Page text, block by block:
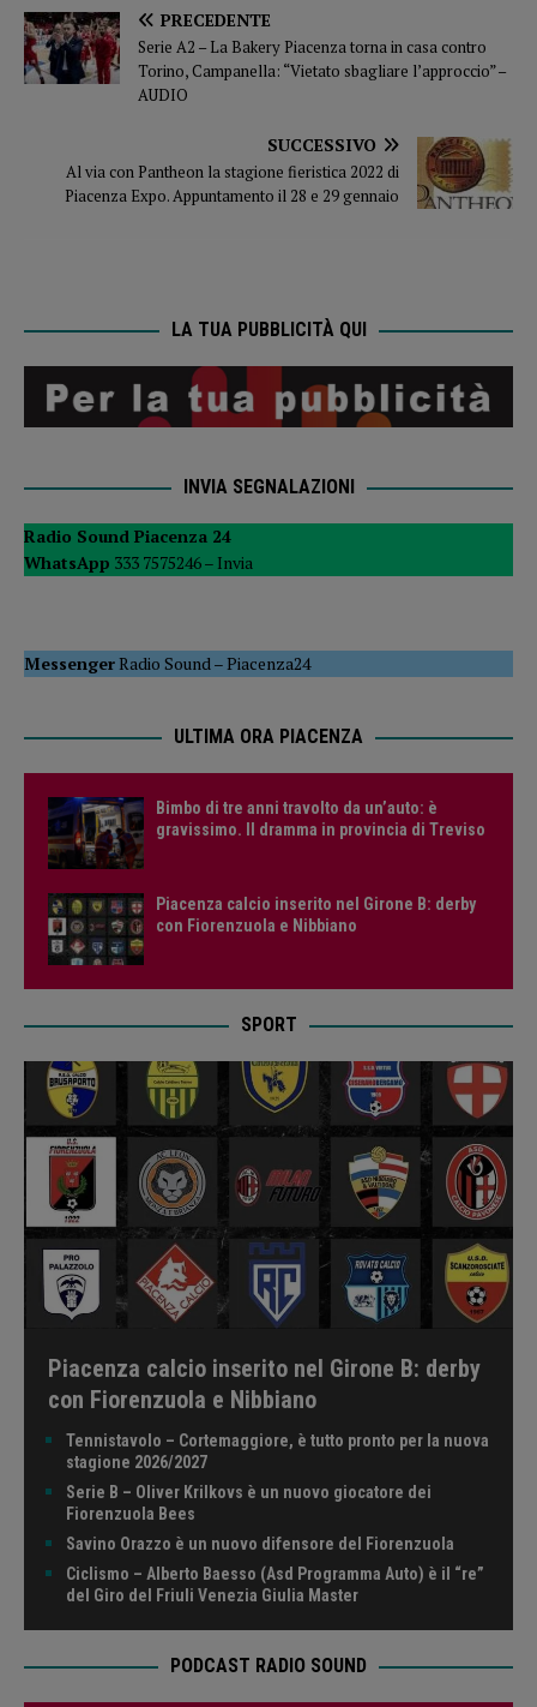
PRECEDENTE
Serie A2 – La Bakery Piacenza torna in casa contro
Torino, Campanella: “Vietato sbagliare l’approccio” –
AUDIO
SUCCESSIVO
Al via con Pantheon la stagione fieristica 2022 di
Piacenza Expo. Appuntamento il 28 e 29 gennaio
LA TUA PUBBLICITÀ QUI
INVIA SEGNALAZIONI
Radio Sound Piacenza 24
WhatsApp 333 7575246 – Invia
MessengerRadio Sound –Piacenza24
ULTIMA ORA PIACENZA
Bimbo di tre anni travolto da un’auto: è
gravissimo. Il dramma in provincia di Treviso
Piacenza calcio inserito nel Girone B: derby
con Fiorenzuola e Nibbiano
SPORT
Piacenza calcio inserito nel Girone B: derby
con Fiorenzuola e Nibbiano
Tennistavolo – Cortemaggiore, è tutto pronto per la nuova
stagione 2026/2027
Serie B – Oliver Krilkovs è un nuovo giocatore dei
Fiorenzuola Bees
Savino Orazzo è un nuovo difensore del Fiorenzuola
Ciclismo – Alberto Baesso (Asd Programma Auto) è il “re”
del Giro del Friuli Venezia Giulia Master
PODCAST RADIO SOUND